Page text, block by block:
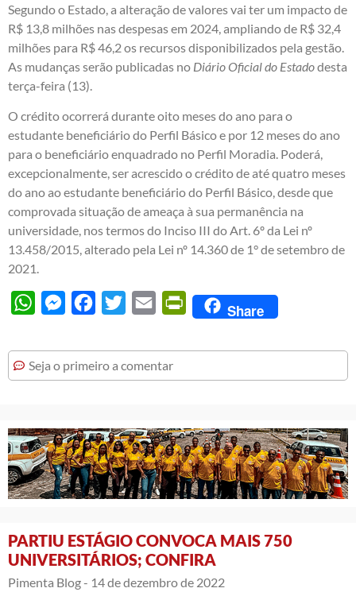
Segundo o Estado, a alteração de valores vai ter um impacto de
R$ 13,8 milhões nas despesas em 2024, ampliando de R$ 32,4
milhões para R$ 46,2 os recursos disponibilizados pela gestão.
As mudanças serão publicadas no Diário Oficial do Estadodesta
terça-feira (13).
O crédito ocorrerá durante oito meses do ano para o
estudante beneficiário do Perfil Básico e por 12 meses do ano
para o beneficiário enquadrado no Perfil Moradia. Poderá,
excepcionalmente, ser acrescido o crédito de até quatro meses
do ano ao estudante beneficiário do Perfil Básico, desde que
comprovada situação de ameaça à sua permanência na
universidade, nos termos do Inciso III do Art. 6º da Lei nº
13.458/2015, alterado pela Lei nº 14.360 de 1° de setembro de
2021.
WhatsAppMessengerFacebook
Twitter Email PrintFriendly
Share
Seja o primeiro a comentar
PARTIU ESTÁGIO CONVOCA MAIS 750
UNIVERSITÁRIOS; CONFIRA
Pimenta Blog - 14 de dezembro de 2022